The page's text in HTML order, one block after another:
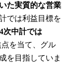
た実質的な営業
では利益目標を
次中計では
を当て、グル
を目指していま